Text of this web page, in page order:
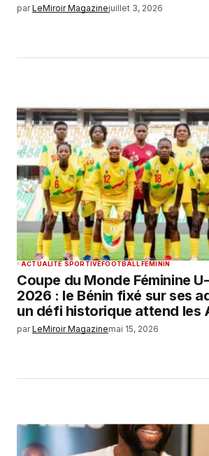
par LeMiroir Magazinejuillet 3, 2026
ACTUALITÉ SPORTIVEFOOTBALL FEMININ
Coupe du Monde Féminine
2026 : le Bénin fixé sur ses
un défi historique attend les
par LeMiroir Magazinemai 15, 2026